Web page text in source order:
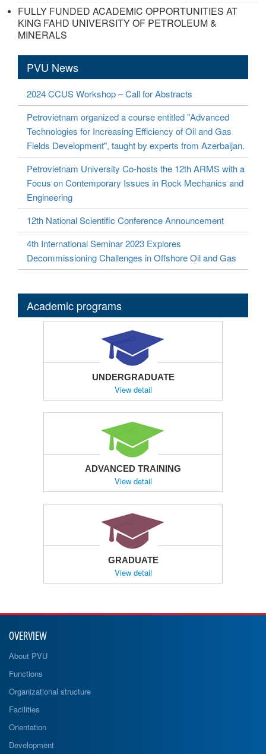
FULLY FUNDED ACADEMIC OPPORTUNITIES AT
KING FAHD UNIVERSITY OF PETROLEUM &
MINERALS
PVU News
2024 CCUS Workshop – Call for Abstracts
Petrovietnam organized a course entitled "Advanced
Technologies for Increasing Efficiency of Oil and Gas
Fields Development", taught by experts from Azerbaijan.
Petrovietnam University Co-hosts the 12th ARMS with a
Focus on Contemporary Issues in Rock Mechanics and
Engineering
12th National Scientific Conference Announcement
4th International Seminar 2023 Explores
Decommissioning Challenges in Offshore Oil and Gas
Academic programs
UNDERGRADUATE
View detail
ADVANCED TRAINING
View detail
GRADUATE
View detail
OVERVIEW
About PVU
Functions
Organizational structure
Facilities
Orientation
Development